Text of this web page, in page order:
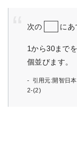
次の にあ
1から30まで
個並びます。
引用元:開智日
2-(2)